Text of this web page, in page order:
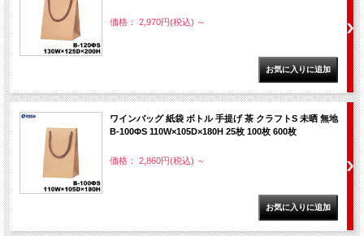
価格： 2,970円(税込) ～
ワインバッグ 紙袋 ボトル 手提げ 茶 クラフトS 未晒 無地
B-100ΦS 110W×105D×180H 25枚 100枚 600枚
価格： 2,860円(税込) ～